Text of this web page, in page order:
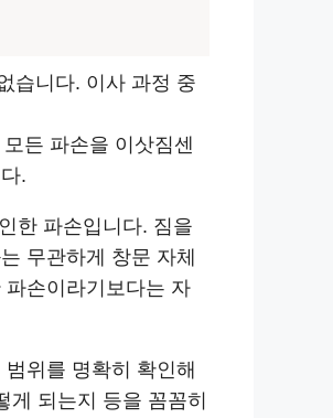
습니다. 이사 과정 중
든 파손을 이삿짐센
.
한 파손입니다. 짐을
무관하게 창문 자체
손이라기보다는 자
위를 명확히 확인해
게 되는지 등을 꼼꼼히